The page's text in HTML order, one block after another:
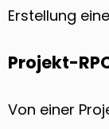
Erstellung
Projekt-
Von einer